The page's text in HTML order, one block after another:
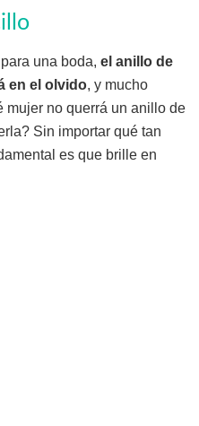
una boda, el anillo de
en el olvido, y mucho
mujer no querrá un anillo de
Sin importar qué tan
es que brille en